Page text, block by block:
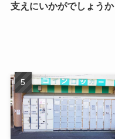
支えにいかがでしょうか